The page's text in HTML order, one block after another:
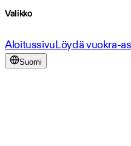
Valikko
AloitussivuLöydä vuokra-
Suomi